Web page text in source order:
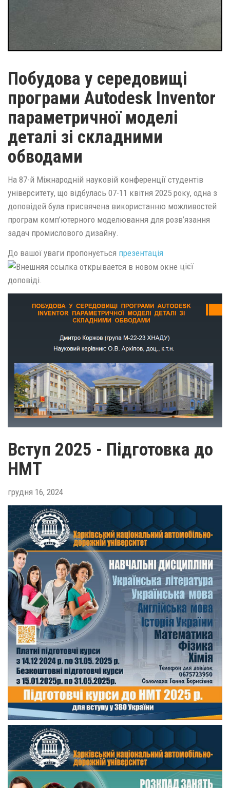
Побудова у середовищі
програми Autodesk Inventor
параметричної моделі
деталі зі складними
обводами
На 87-й Міжнародній науковій конференції студентів
університету, що відбулась 07-11 квітня 2025 року, одна з
доповідей була присвячена використанню можливостей
програм комп’ютерного моделювання для розв’язання
задач промислового дизайну.
До вашої уваги пропонується презентація
цієї
доповіді.
Вступ 2025 - Підготовка до
НМТ
грудня 16, 2024